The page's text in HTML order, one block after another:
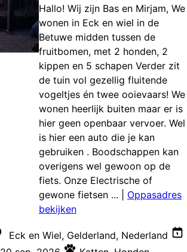
Hallo! Wij zijn Bas en Mirjam, We
wonen in Eck en wiel in de
Betuwe midden tussen de
fruitbomen, met 2 honden, 2
kippen en 5 schapen Verder zit
de tuin vol gezellig fluitende
vogeltjes én twee ooievaars! We
wonen heerlijk buiten maar er is
hier geen openbaar vervoer. Wel
is hier een auto die je kan
gebruiken . Boodschappen kan
overigens wel gewoon op de
fiets. Onze Electrische of
gewone fietsen ...
Oppasadres
bekijken
Eck en Wiel, Gelderland, Nederland